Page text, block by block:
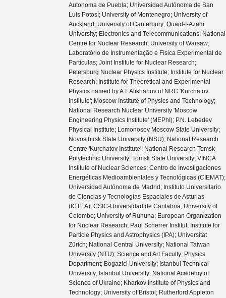
Autonoma de Puebla; Universidad Autónoma de San
Luis Potosí; University of Montenegro; University of
Auckland; University of Canterbury; Quaid-I-Azam
University; Electronics and Telecommunications; National
Centre for Nuclear Research; University of Warsaw;
Laboratório de Instrumentação e Física Experimental de
Partículas; Joint Institute for Nuclear Research;
Petersburg Nuclear Physics Institute; Institute for Nuclear
Research; Institute for Theoretical and Experimental
Physics named by A.I. Alikhanov of NRC 'Kurchatov
Institute'; Moscow Institute of Physics and Technology;
National Research Nuclear University 'Moscow
Engineering Physics Institute' (MEPhI); P.N. Lebedev
Physical Institute; Lomonosov Moscow State University;
Novosibirsk State University (NSU); National Research
Centre 'Kurchatov Institute'; National Research Tomsk
Polytechnic University; Tomsk State University; VINCA
Institute of Nuclear Sciences; Centro de Investigaciones
Energéticas Medioambientales y Tecnológicas (CIEMAT);
Universidad Autónoma de Madrid; Instituto Universitario
de Ciencias y Tecnologías Espaciales de Asturias
(ICTEA); CSIC-Universidad de Cantabria; University of
Colombo; University of Ruhuna; European Organization
for Nuclear Research; Paul Scherrer Institut; Institute for
Particle Physics and Astrophysics (IPA); Universität
Zürich; National Central University; National Taiwan
University (NTU); Science and Art Faculty; Physics
Department; Bogazici University; Istanbul Technical
University; Istanbul University; National Academy of
Science of Ukraine; Kharkov Institute of Physics and
Technology; University of Bristol; Rutherford Appleton